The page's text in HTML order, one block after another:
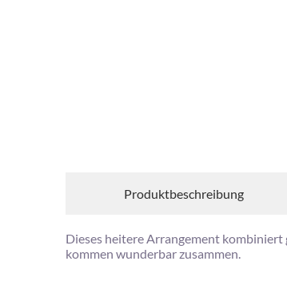
Produktbeschreibung
Dieses heitere Arrangement
kommen wunderbar zusammen.